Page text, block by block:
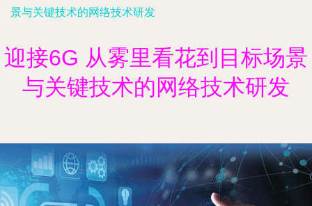
景与关键技术的网络技术研发
迎接6G 从雾里看花到目标场景
与关键技术的网络技术研发